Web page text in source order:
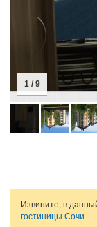
1 / 9
Извините, в
гостиницы Сочи.